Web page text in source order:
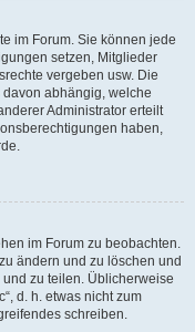
im Forum. Sie können jede
setzen, Mitglieder
vergeben usw. Die
abhängig, welche
Administrator erteilt
haben,
im Forum zu beobachten.
ändern und zu löschen und
zu teilen. Üblicherweise
d. h. etwas nicht zum
schreiben.